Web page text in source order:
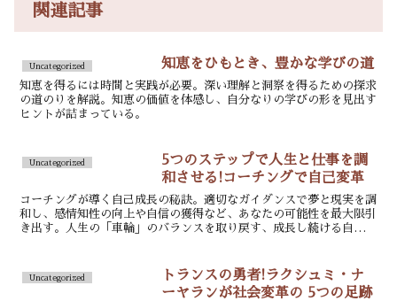
関連記事
Uncategorized 知恵をひもとき、豊かな学びの道
知恵を得るには時間と実践が必要。深い理解と洞察を得るための探求
の道のりを解説。知恵の価値を体感し、自分なりの学びの形を見出す
ヒントが詰まっている。
Uncategorized
5つのステップで人生と仕事を調
和させる!コーチングで自己変革
コーチングが導く自己成長の秘訣。適切なガイダンスで夢と現実を調
和し、感情知性の向上や自信の獲得など、あなたの可能性を最大限引
き出す。人生の「車輪」のバランスを取り戻す、成長し続ける自分探
Uncategorized
トランスの勇者!ラクシュミ・ナ
ーヤランが社会変革の 5つの足跡